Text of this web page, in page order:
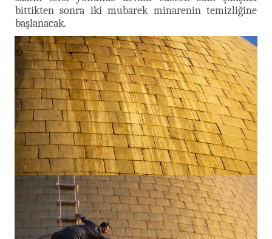
bittikten sonra iki mubarek minarenin temizliğine
başlanacak.